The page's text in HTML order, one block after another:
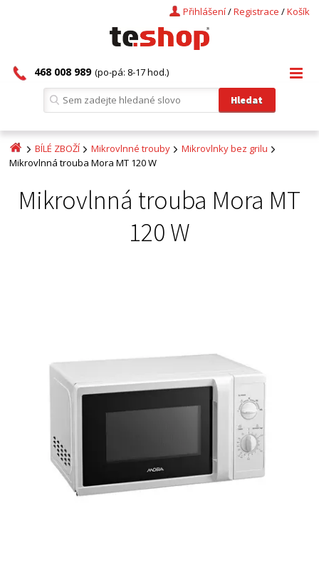
Košík
/
Registrace
/
Přihlášení
468 008 989 (po-pá: 8-17 hod.)
BÍLÉ ZBOŽÍ Mikrovlnné trouby
Mikrovlnky bez grilu
Mikrovlnná trouba Mora MT 120 W
Mikrovlnná trouba Mora MT
120 W